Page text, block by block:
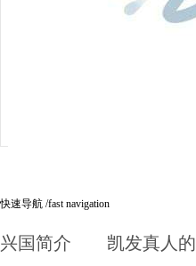
余饭后的
了里程碑
快速导航 /fast navigation
兴国简介 凯发真人